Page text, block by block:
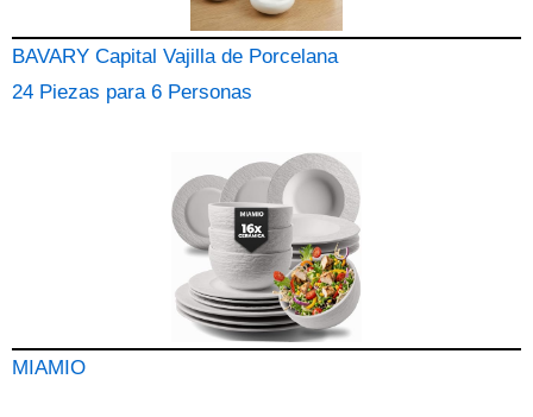
BAVARY Capital Vajilla de Porcelana
24 Piezas para 6 Personas
MIAMIO